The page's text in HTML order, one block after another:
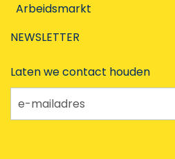
Arbeidsmarkt
NEWSLETTER
Laten we contact houden
e-mailadres